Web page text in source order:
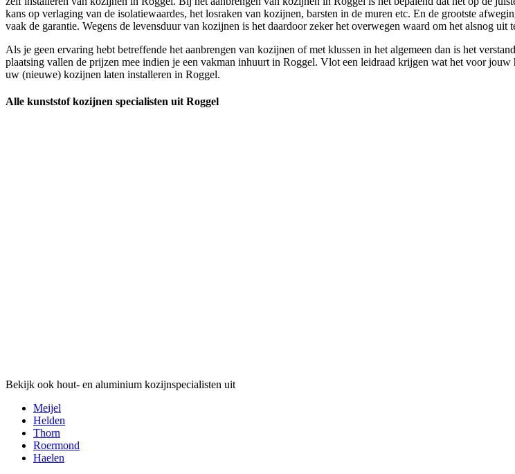
kans op verlaging van de isolatiewaardes, het losraken van kozijnen, barsten in de muren etc. En de grootste
vaak de garantie. Wegens de levensduur van kozijnen is het daardoor zeker het overwegen waard om het alsnog uit
Als je geen ervaring hebt betreffende het aanbrengen van kozijnen of met klussen in het algemeen dan is het
plaatsing vallen de prijzen mee indien je een vakman inhuurt in Roggel. Vlot een leidraad krijgen wat het voor
uw (nieuwe) kozijnen laten installeren in Roggel.
Alle kunststof kozijnen specialisten uit Roggel
Bekijk ook hout- en aluminium kozijnspecialisten uit
Meijel
Helden
Thorn
Roermond
Haelen